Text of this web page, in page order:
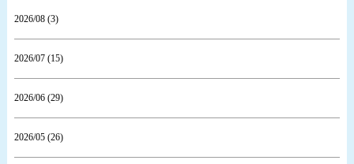
2026/08 (3)
2026/07 (15)
2026/06 (29)
2026/05 (26)